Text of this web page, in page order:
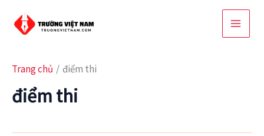
Trang chủ
điểm thi
điểm thi